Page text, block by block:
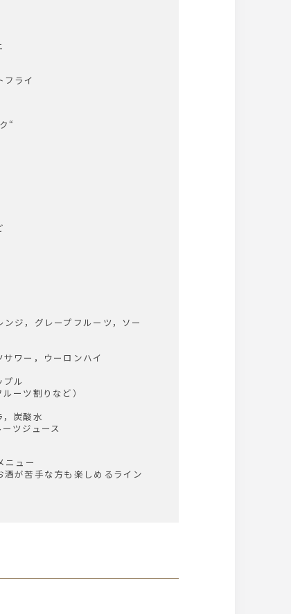
ライ
“
ジ，グレープフルーツ，ソー
ワー，ウーロンハイ
ル
ーツ割りなど）
炭酸水
ツジュース
ニュー
が苦手な方も楽しめるライン